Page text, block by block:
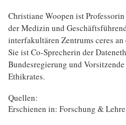
Christiane Woopen ist
der Medizin und
interfakultären Zentrums ceres
Sie ist Co-Sprecherin der
Bundesregierung und
Ethikrates.
Quellen:
Erschienen in: Forschung &